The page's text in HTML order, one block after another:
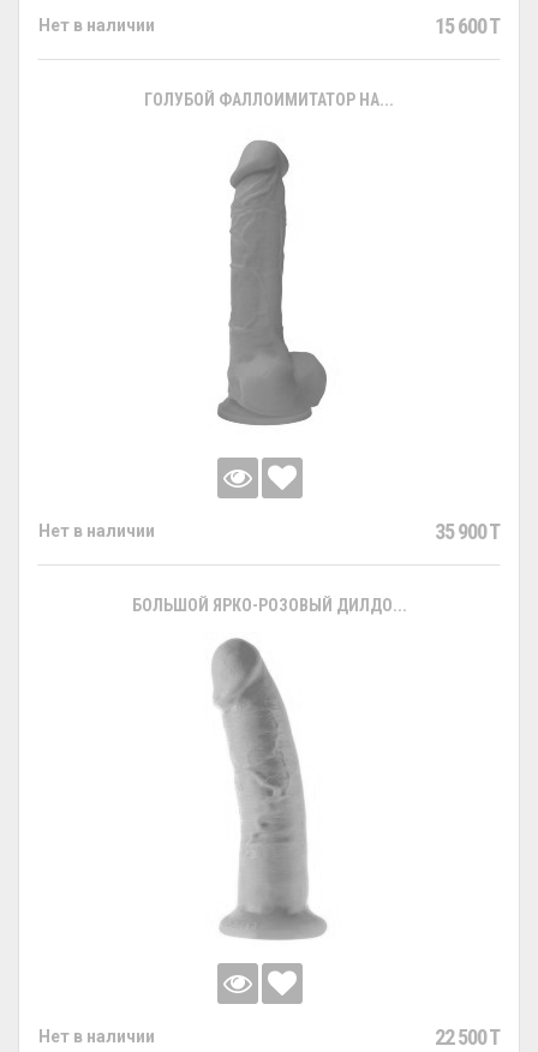
Нет в наличии 15 600 T
ГОЛУБОЙ ФАЛЛОИМИТАТОР НА...
Нет в наличии 35 900 T
БОЛЬШОЙ ЯРКО-РОЗОВЫЙ ДИЛДО...
Нет в наличии 22 500 T